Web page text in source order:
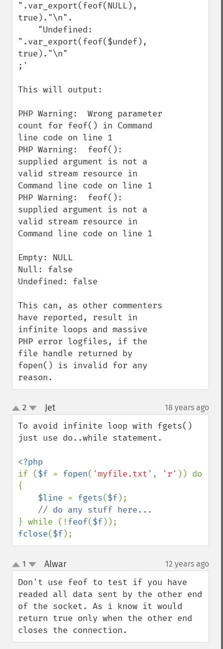
".var_export(feof(NULL),
true)."\n".
".var_export(feof($undef),
true)."\n"
;'
This will output:
PHP Warning:  Wrong parameter
count for feof() in Command
line code on line 1
PHP Warning:  feof():
supplied argument is not a
valid stream resource in
Command line code on line 1
PHP Warning:  feof():
supplied argument is not a
valid stream resource in
Command line code on line 1
Empty: NULL
Null: false
Undefined: false
This can, as other commenters
have reported, result in
infinite loops and massive
PHP error logfiles, if the
file handle returned by
fopen() is invalid for any
reason.
up
down
2 Jet¶ 18 years ago
To avoid infinite loop with fgets()
just use do..while statement.
if ($f = fopen( 'myfile.txt' , 'r' )) do
{
$line = fgets($f);
} while (!feof($f
fclose($f);
up
down
1 Alwar¶ 12 years ago
Don't use feof to test if you have
readed all data sent by the other end
of the socket. As i know it would
return true only when the other end
closes the connection.